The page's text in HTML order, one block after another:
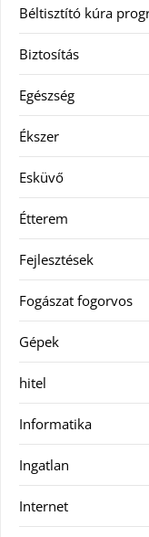
Béltisztító kúra
Biztosítás
Egészség
Ékszer
Esküvő
Étterem
Fejlesztések
Fogászat fogorvos
Gépek
hitel
Informatika
Ingatlan
Internet